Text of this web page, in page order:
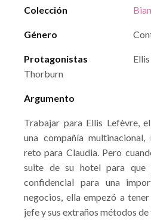
Colección
Género
Protagonistas
Thorburn
Argumento
Trabajar para Ellis Lefèvre,
una compañía
reto para Claudia. Pero
suite de su hotel para que
confidencial para una
negocios, ella empezó a
jefe y sus extraños métodos